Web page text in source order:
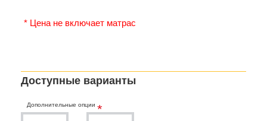
* Цена не включает матрас
Доступные варианты
Дополнительные опции